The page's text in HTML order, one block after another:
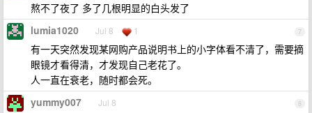
熬不了夜了 多了几根明显的白头发了
7
lumia1020 Jul 8 1
有一天突然发现某网购产品说明书上的小字体看不清了，需要摘
眼镜才看得清，才发现自己老花了。
人一直在衰老，随时都会死。
8
yummy007 Jul 8